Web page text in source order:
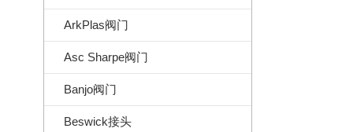
ArkPlas阀门
Asc Sharpe阀门
Banjo阀门
Beswick接头